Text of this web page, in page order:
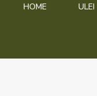
HOME ULEI